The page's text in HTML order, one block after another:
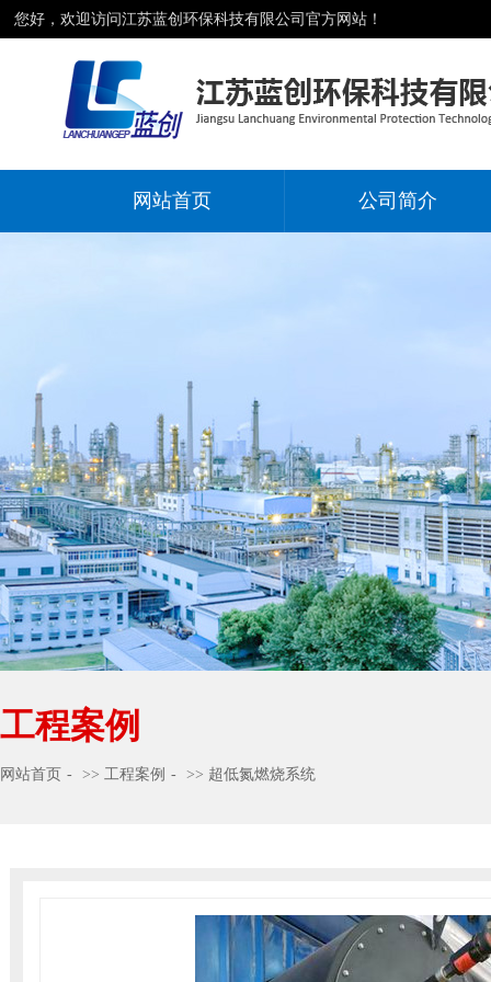
您好，欢迎访问江苏蓝创环保科技有限公司官方网站！
网站首页 公司简介
工程案例
网站首页 >> 工程案例 >> 超低氮燃烧系统